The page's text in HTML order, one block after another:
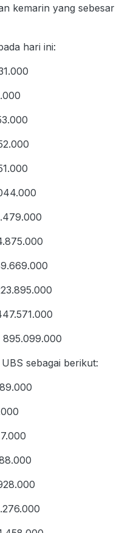
kemarin yang sebesar
hari ini:
895.099.000
sebagai berikut: